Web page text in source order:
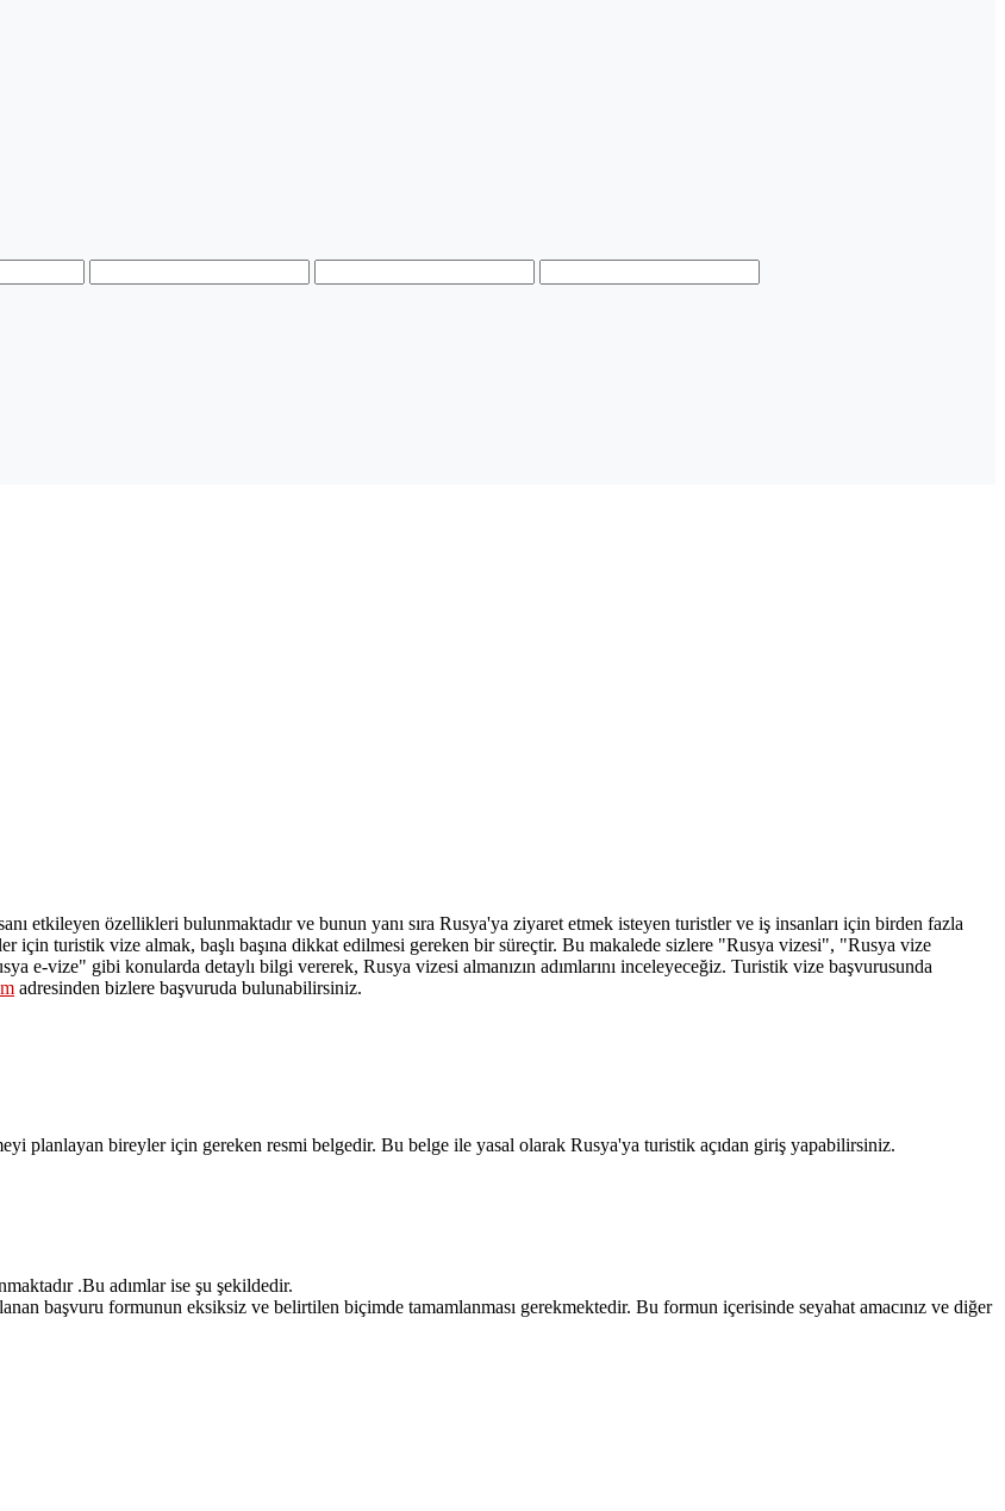
etkileyen özellikleri bulunmaktadır ve bunun yanı sıra Rusya'ya ziyaret etmek isteyen turistler ve iş insanları için birden fazla
için turistik vize almak, başlı başına dikkat edilmesi gereken bir süreçtir. Bu makalede sizlere "Rusya vizesi", "Rusya vize
e-vize" gibi konularda detaylı bilgi vererek, Rusya vizesi almanızın adımlarını inceleyeceğiz. Turistik vize başvurusunda
adresinden bizlere başvuruda bulunabilirsiniz.
planlayan bireyler için gereken resmi belgedir. Bu belge ile yasal olarak Rusya'ya turistik açıdan giriş yapabilirsiniz.
.Bu adımlar ise şu şekildedir.
başvuru formunun eksiksiz ve belirtilen biçimde tamamlanması gerekmektedir. Bu formun içerisinde seyahat amacınız ve diğer